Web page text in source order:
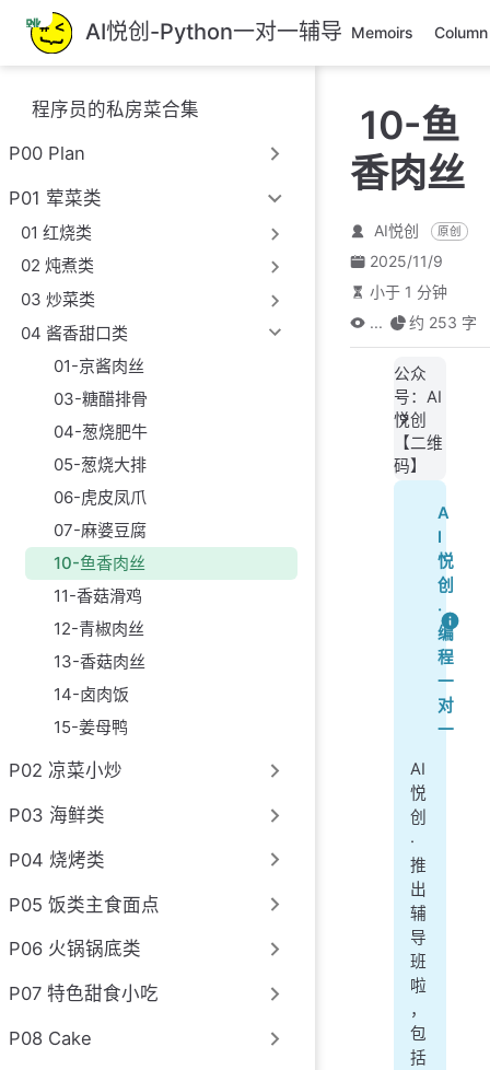
跳
至
主
要
內
AI悦创-Python一对一辅导 Memoirs Column
程序员的私房菜合集
P00 Plan
P01 荤菜类
01 红烧类
02 炖煮类
03 炒菜类
04 酱香甜口类
01-京酱肉丝
03-糖醋排骨
04-葱烧肥牛
05-葱烧大排
06-虎皮凤爪
07-麻婆豆腐
10-鱼香肉丝
11-香菇滑鸡
12-青椒肉丝
13-香菇肉丝
14-卤肉饭
15-姜母鸭
P02 凉菜小炒
P03 海鲜类
P04 烧烤类
P05 饭类主食面点
P06 火锅锅底类
P07 特色甜食小吃
P08 Cake
10-鱼
香肉丝
AI悦创 原创
2025/11/9
小于 1 分钟
...
约 253 字
公众
号：AI
悦创
【二维
码】
A
I
悦
创
·
编
程
一
对
一
AI
悦
创
·
推
出
辅
导
班
啦
，
包
括